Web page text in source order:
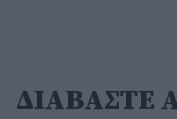
ΔΙΑΒΑΣΤΕ